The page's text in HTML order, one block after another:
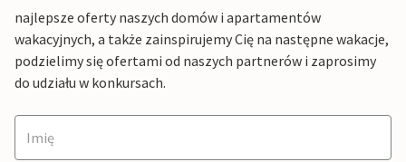
najlepsze oferty naszych domów i apartamentów
wakacyjnych, a także zainspirujemy Cię na następne wakacje,
podzielimy się ofertami od naszych partnerów i zaprosimy
do udziału w konkursach.